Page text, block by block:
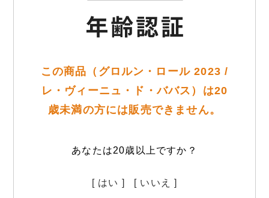
この商品（グロルン・ロール 2023 /
レ・ヴィーニュ・ド・ババス）は20
歳未満の方には販売できません。
あなたは20歳以上ですか？
[ はい ] [ いいえ ]